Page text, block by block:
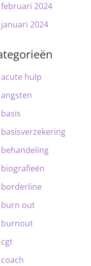
februari 2024
januari 2024
acute hulp
angsten
basis
basisverzekering
behandeling
biografieën
borderline
burn out
burnout
cgt
coach